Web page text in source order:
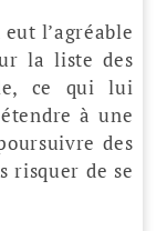
l’agréable
la liste des
ce qui lui
à une
des
risquer de se